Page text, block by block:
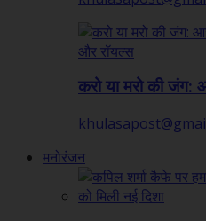
करो या मरो की जंग:
मनोरंजन